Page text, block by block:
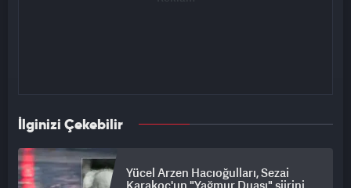
İlginizi Çekebilir
Yücel Arzen Hacıoğulları, Sezai